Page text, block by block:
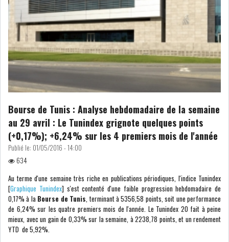
Bourse de Tunis : Analyse hebdomadaire de la semaine
au 29 avril : Le Tunindex grignote quelques points
(+0,17%); +6,24% sur les 4 premiers mois de l'année
Publié le: 01/05/2016 - 14:00
634
Au terme d'une semaine très riche en publications périodiques, l'indice Tunindex
[Graphique Tunindex] s'est contenté d'une faible progression hebdomadaire de
0,17% à la Bourse de Tunis , terminant à 5356,58 points, soit une performance
de 6,24% sur les quatre premiers mois de l'année. Le Tunindex 20 fait à peine
mieux, avec un gain de 0,33% sur la semaine, à 2238,78 points, et un rendement
YTD de 5,92%.